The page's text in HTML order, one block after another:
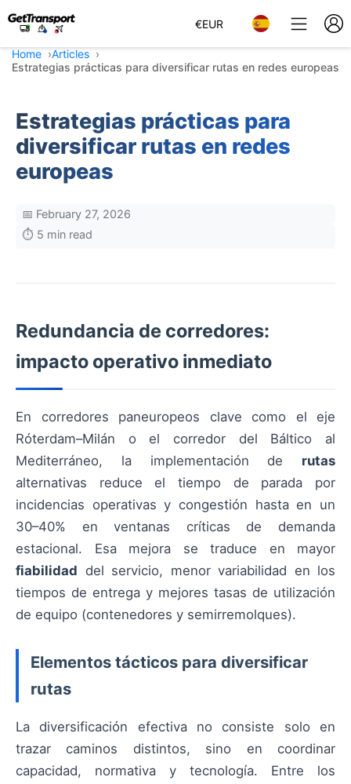
€EUR
Home
Articles
Estrategias prácticas para diversificar rutas en redes europeas
Estrategias prácticas para
diversificar rutas en redes
europeas
📅 February 27, 2026
⏱️ 5 min read
Redundancia de corredores:
impacto operativo inmediato
En corredores paneuropeos clave como el eje
Róterdam–Milán o el corredor del Báltico al
Mediterráneo, la implementación de rutas
alternativas reduce el tiempo de parada por
incidencias operativas y congestión hasta en un
30–40% en ventanas críticas de demanda
estacional. Esa mejora se traduce en mayor
fiabilidad del servicio, menor variabilidad en los
tiempos de entrega y mejores tasas de utilización
de equipo (contenedores y semirremolques).
Elementos tácticos para diversificar
rutas
La diversificación efectiva no consiste solo en
trazar caminos distintos, sino en coordinar
capacidad, normativa y tecnología. Entre los